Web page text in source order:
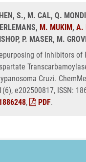
S., M. CAL, Q.
M. MUKIM, A.
P. MASER, M.
of Inhibitors of
Cruzi.
e202500817, ISSN:
, PDF.